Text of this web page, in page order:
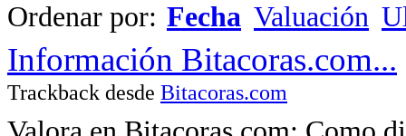
Ordenar por: Fecha Valuación
Información Bitacoras.com...
Trackback desde Bitacoras.com